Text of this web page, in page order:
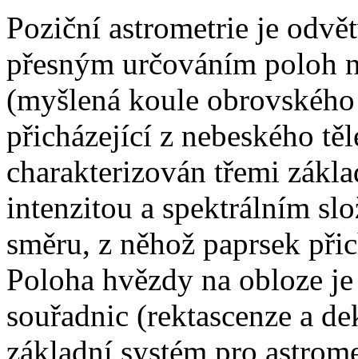
Poziční astrometrie je
přesným určováním poloh
(myšlená koule
přicházející z nebeského
charakterizován třemi
intenzitou a spektrálním
směru, z něhož paprsek
Poloha hvězdy na obloze
souřadnic (rektascenze a
základní systém pro